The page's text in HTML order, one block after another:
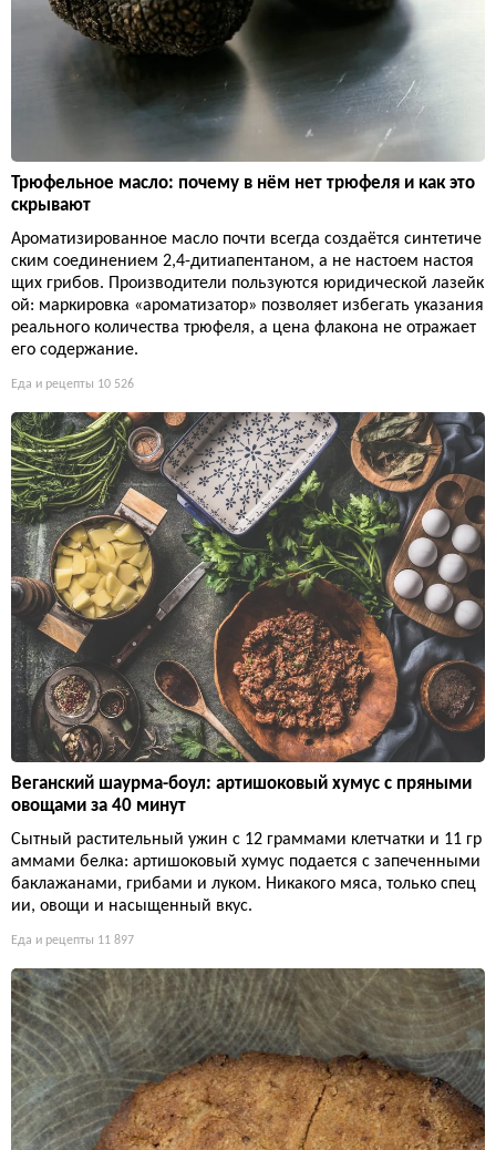
Трюфельное масло: почему в нём нет трюфеля и как это
скрывают
Ароматизированное масло почти всегда создаётся синтетиче
ским соединением 2,4-дитиапентаном, а не настоем настоя
щих грибов. Производители пользуются юридической лазейк
ой: маркировка «ароматизатор» позволяет избегать указания
реального количества трюфеля, а цена флакона не отражает
его содержание.
Еда и рецепты 10 526
Веганский шаурма-боул: артишоковый хумус с пряными
овощами за 40 минут
Сытный растительный ужин с 12 граммами клетчатки и 11 гр
аммами белка: артишоковый хумус подается с запеченными
баклажанами, грибами и луком. Никакого мяса, только спец
ии, овощи и насыщенный вкус.
Еда и рецепты 11 897